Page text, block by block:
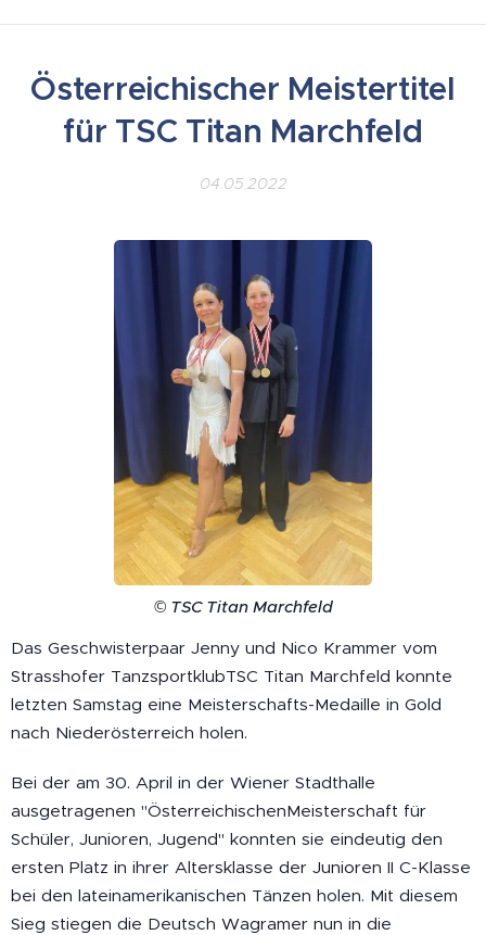
Österreichischer Meistertitel
für TSC Titan Marchfeld
04.05.2022
© TSC Titan Marchfeld
Das Geschwisterpaar Jenny und Nico Krammer vom
Strasshofer TanzsportklubTSC Titan Marchfeld konnte
letzten Samstag eine Meisterschafts-Medaille in Gold
nach Niederösterreich holen.
Bei der am 30. April in der Wiener Stadthalle
ausgetragenen "ÖsterreichischenMeisterschaft für
Schüler, Junioren, Jugend" konnten sie eindeutig den
ersten Platz in ihrer Altersklasse der Junioren II C-Klasse
bei den lateinamerikanischen Tänzen holen. Mit diesem
Sieg stiegen die Deutsch Wagramer nun in die